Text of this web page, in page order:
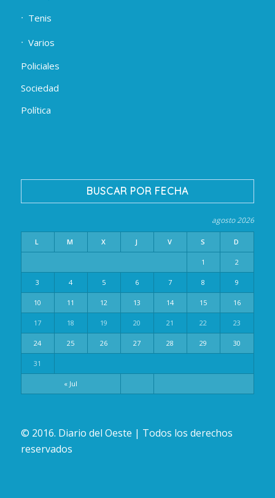
Tenis
Varios
Policiales
Sociedad
Política
BUSCAR POR FECHA
agosto 2026
L M X J V S D
« Jul
1 2
3 4 5 6 7 8 9
10 11 12 13 14 15 16
17 18 19 20 21 22 23
24 25 26 27 28 29 30
31
© 2016. Diario del Oeste | Todos los derechos
reservados